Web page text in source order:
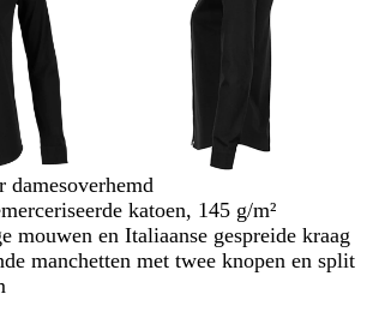
vouwen
zoomen
en
pijltjestoetsen
om
te
katoen, 145 g/m²
mouwen en Italiaanse gespreide kraag
manchetten met twee knopen en split